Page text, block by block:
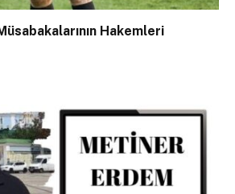
Hakemleri